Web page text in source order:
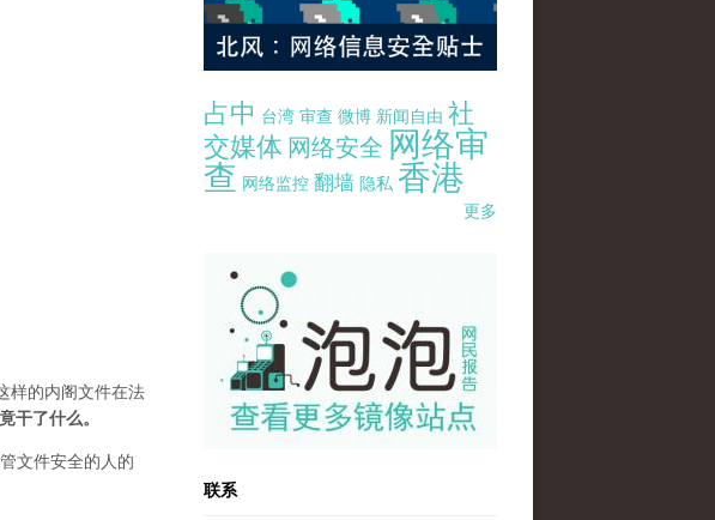
样的内阁文件在法
干了什么。
文件安全的人的
占中 台湾 审查 微博 新闻自由 社
交媒体 网络安全 网络审
查 网络监控 翻墙 隐私 香港
更多
pao-pao-banner-mirror-site-120814.jpg
联系